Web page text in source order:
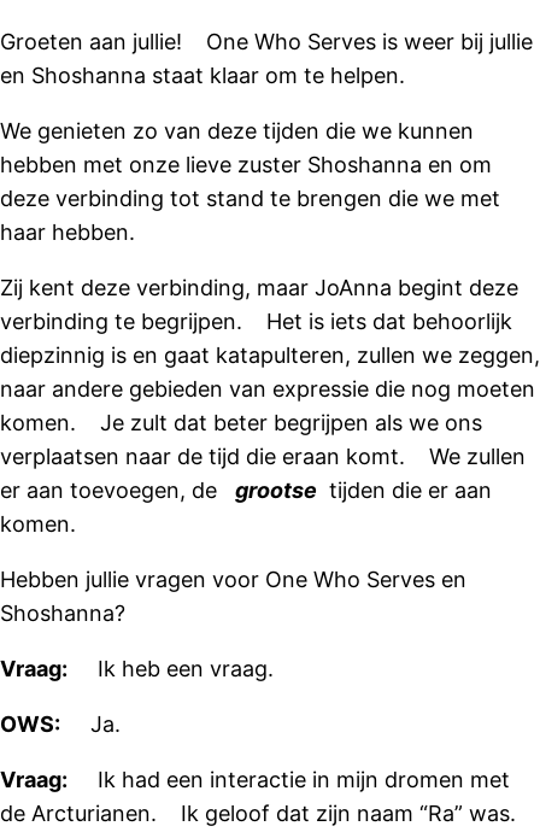
Groeten aan jullie! One Who Serves is weer bij jullie
en Shoshanna staat klaar om te helpen.
We genieten zo van deze tijden die we kunnen
hebben met onze lieve zuster Shoshanna en om
deze verbinding tot stand te brengen die we met
haar hebben.
Zij kent deze verbinding, maar JoAnna begint deze
verbinding te begrijpen. Het is iets dat behoorlijk
diepzinnig is en gaat katapulteren, zullen we zeggen,
naar andere gebieden van expressie die nog moeten
komen. Je zult dat beter begrijpen als we ons
verplaatsen naar de tijd die eraan komt. We zullen
er aan toevoegen, de grootse tijden die er aan
komen.
Hebben jullie vragen voor One Who Serves en
Shoshanna?
Vraag: Ik heb een vraag.
OWS: Ja.
Vraag: Ik had een interactie in mijn dromen met
de Arcturianen. Ik geloof dat zijn naam “Ra” was.